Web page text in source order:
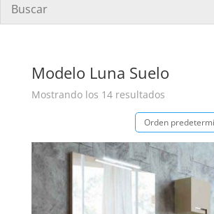
Modelo Luna Suelo
Mostrando los 14 resultados